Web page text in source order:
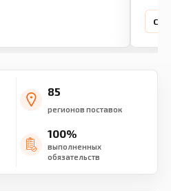
85
регионов поставок
100%
выполненных
обязательств